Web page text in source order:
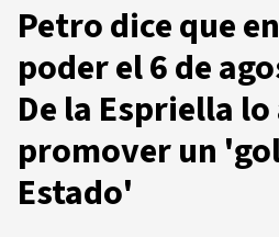
Petro dice que
poder el 6 de
De la Espriella
promover un
Estado'